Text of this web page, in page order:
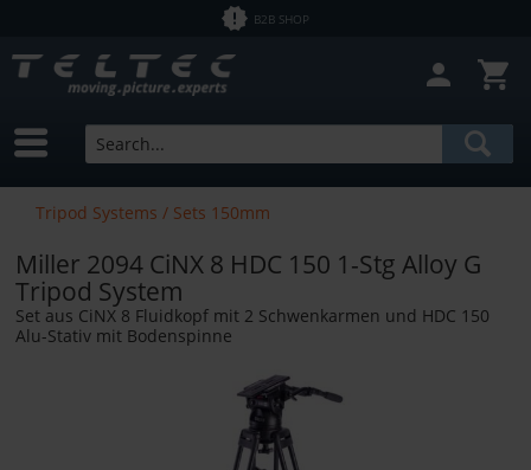
B2B SHOP
Tripod Systems / Sets 150mm
Miller 2094 CiNX 8 HDC 150 1-Stg Alloy G
Tripod System
Set aus CiNX 8 Fluidkopf mit 2 Schwenkarmen und HDC 150
Alu-Stativ mit Bodenspinne
In Stock
Brands
from€1.43 to€12758.00